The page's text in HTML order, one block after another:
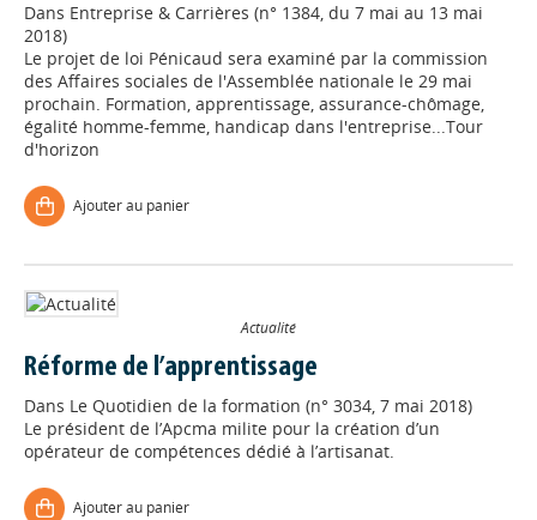
Dans Entreprise & Carrières (n° 1384, du 7 mai au 13 mai
2018)
Le projet de loi Pénicaud sera examiné par la commission
des Affaires sociales de l'Assemblée nationale le 29 mai
prochain. Formation, apprentissage, assurance-chômage,
égalité homme-femme, handicap dans l'entreprise...Tour
d'horizon
Ajouter au panier
Actualité
Réforme de l’apprentissage
Dans Le Quotidien de la formation (n° 3034, 7 mai 2018)
Le président de l’Apcma milite pour la création d’un
opérateur de compétences dédié à l’artisanat.
Ajouter au panier